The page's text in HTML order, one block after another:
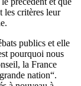
les critères leur
publics et elle
pourquoi nous
la France
nation“.